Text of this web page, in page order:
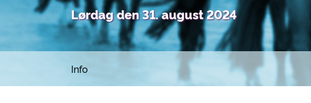
Lørdag den 31. august 2024
Info